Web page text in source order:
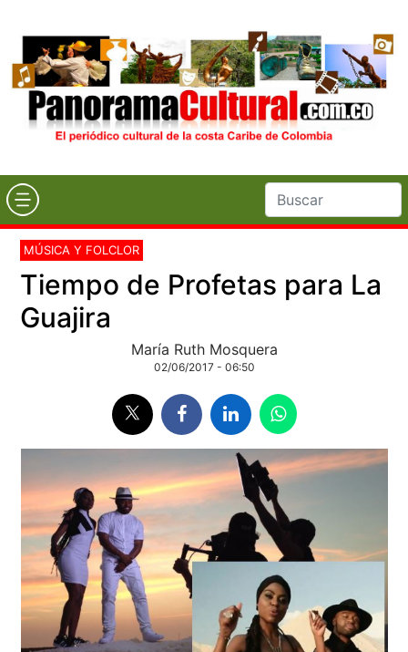
MÚSICA Y FOLCLOR
Tiempo de Profetas para La
Guajira
María Ruth Mosquera
02/06/2017 - 06:50